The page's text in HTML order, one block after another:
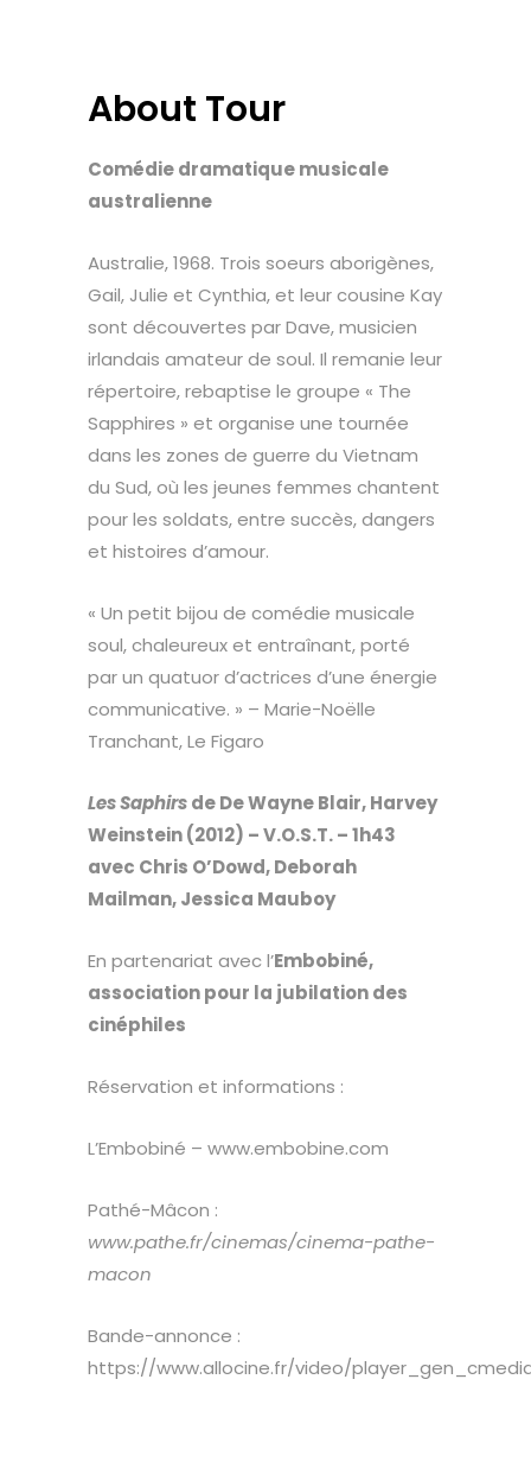
About Tour
Comédie dramatique musicale
australienne
Australie, 1968. Trois soeurs aborigènes,
Gail, Julie et Cynthia, et leur cousine Kay
sont découvertes par Dave, musicien
irlandais amateur de soul. Il remanie leur
répertoire, rebaptise le groupe « The
Sapphires » et organise une tournée
dans les zones de guerre du Vietnam
du Sud, où les jeunes femmes chantent
pour les soldats, entre succès, dangers
et histoires d’amour.
« Un petit bijou de comédie musicale
soul, chaleureux et entraînant, porté
par un quatuor d’actrices d’une énergie
communicative. » – Marie-Noëlle
Tranchant, Le Figaro
Les Saphirsde De Wayne Blair, Harvey
Weinstein (2012) – V.O.S.T. – 1h43
avec Chris O’Dowd, Deborah
Mailman, Jessica Mauboy
En partenariat avec l’Embobiné,
association pour la jubilation des
cinéphiles
Réservation et informations :
L’Embobiné – www.embobine.com
Pathé-Mâcon :
www.pathe.fr/cinemas/cinema-pathe-
macon
Bande-annonce :
https://www.allocine.fr/video/